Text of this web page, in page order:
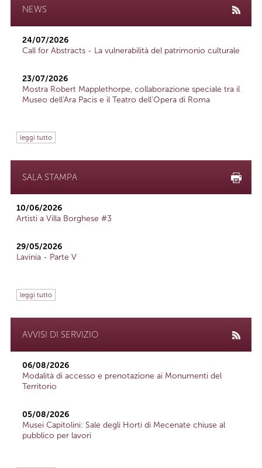
NEWS
24/07/2026
Call for Abstracts - La vulnerabilità del patrimonio culturale
23/07/2026
Mostra Robert Mapplethorpe, collaborazione speciale tra il
Museo dell'Ara Pacis e il Teatro dell'Opera di Roma
leggi tutto
SALA STAMPA
10/06/2026
Artisti a Villa Borghese #3
29/05/2026
Lavinia - Parte V
leggi tutto
AVVISI DI SERVIZIO
06/08/2026
Modalità di accesso e prenotazione ai Monumenti del
Territorio
05/08/2026
Musei Capitolini: Sale degli Horti di Mecenate chiuse al
pubblico per lavori